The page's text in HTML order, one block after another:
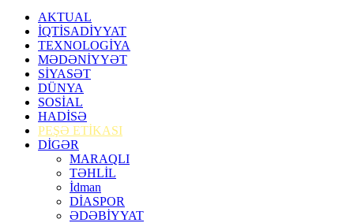
AKTUAL
İQTİSADİYYAT
TEXNOLOGİYA
MƏDƏNİYYƏT
SİYASƏT
DÜNYA
SOSİAL
HADİSƏ
PEŞƏ ETİKASI
DİGƏR
MARAQLI
TƏHLİL
İdman
DİASPOR
ƏDƏBİYYAT